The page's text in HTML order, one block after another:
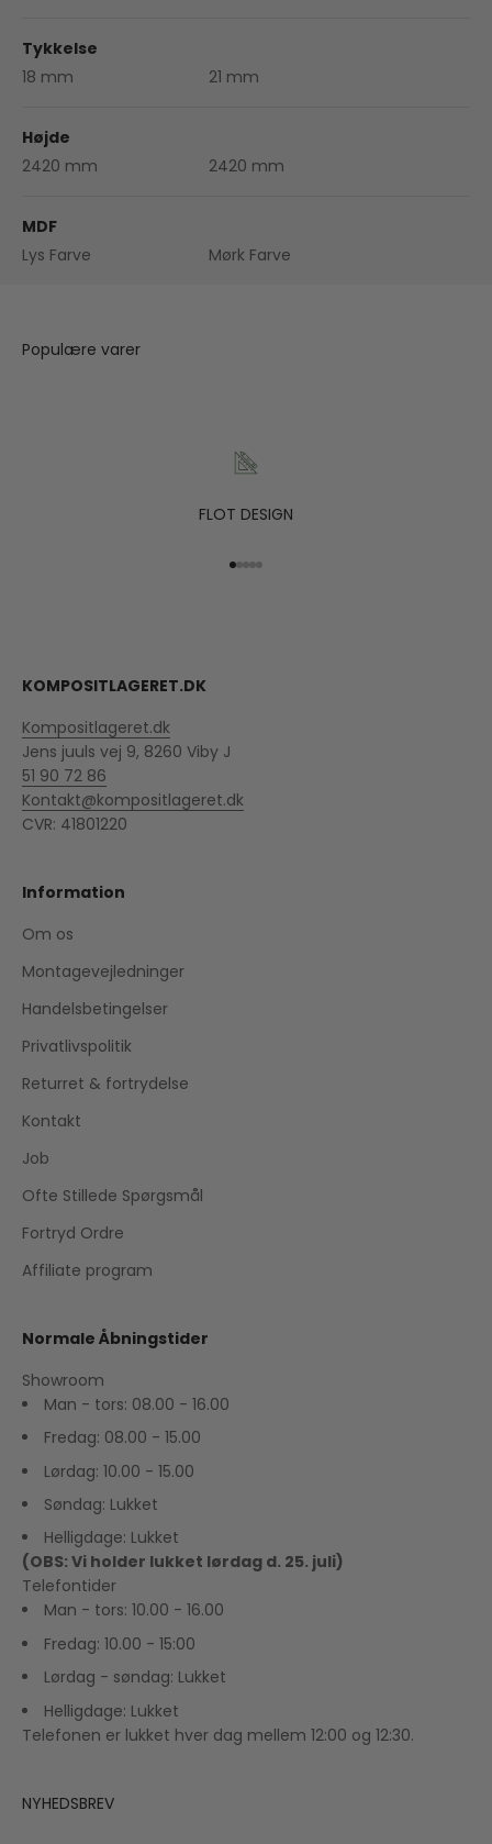
Tykkelse
18 mm
21 mm
Højde
2420 mm
2420 mm
MDF
Lys Farve
Mørk Farve
FLOT DESIGN
Gå til element 1
Gå til element 2
Gå til element 3
Gå til element 4
Gå til element 5
KOMPOSITLAGERET.DK
Kompositlageret.dk
Jens juuls vej 9, 8260 Viby J
51 90 72 86
Kontakt@kompositlageret.dk
CVR: 41801220
Information
Om os
Montagevejledninger
Handelsbetingelser
Privatlivspolitik
Returret & fortrydelse
Kontakt
Job
Ofte Stillede Spørgsmål
Fortryd Ordre
Affiliate program
Normale Åbningstider
Showroom
Man - tors: 08.00 - 16.00
Fredag: 08.00 - 15.00
Lørdag: 10.00 - 15.00
Søndag: Lukket
Helligdage: Lukket
(OBS: Vi holder lukket lørdag d. 25. juli)
Telefontider
Man - tors: 10.00 - 16.00
Fredag: 10.00 - 15:00
Lørdag - søndag: Lukket
Helligdage: Lukket
Telefonen er lukket hver dag mellem 12:00 og 12:30.
NYHEDSBREV